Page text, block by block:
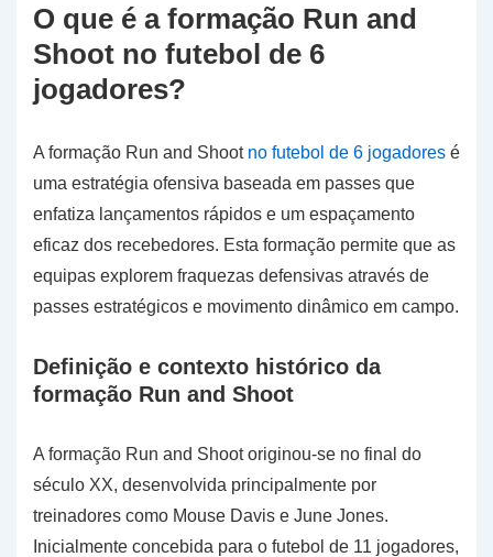
O que é a formação Run and
Shoot no futebol de 6
jogadores?
A formação Run and Shoot no futebol de 6 jogadores é
uma estratégia ofensiva baseada em passes que
enfatiza lançamentos rápidos e um espaçamento
eficaz dos recebedores. Esta formação permite que as
equipas explorem fraquezas defensivas através de
passes estratégicos e movimento dinâmico em campo.
Definição e contexto histórico da
formação Run and Shoot
A formação Run and Shoot originou-se no final do
século XX, desenvolvida principalmente por
treinadores como Mouse Davis e June Jones.
Inicialmente concebida para o futebol de 11 jogadores,